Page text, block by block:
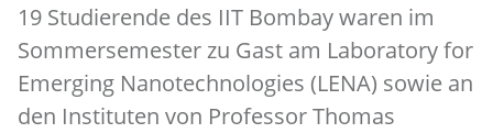
19 Studierende des IIT Bombay waren im
Sommersemester zu Gast am Laboratory for
Emerging Nanotechnologies (LENA) sowie an
den Instituten von Professor Thomas